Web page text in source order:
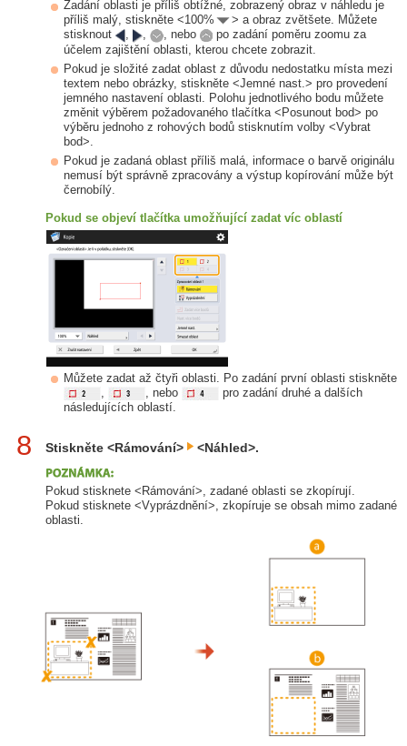
Zadání oblasti je příliš obtížné, zobrazený obraz v náhledu je
příliš malý, stiskněte <100%
> a obraz zvětšete. Můžete
stisknout
, , , nebo
po zadání poměru zoomu za
účelem zajištění oblasti, kterou chcete zobrazit.
Pokud je složité zadat oblast z důvodu nedostatku místa mezi
textem nebo obrázky, stiskněte <Jemné nast.> pro provedení
jemného nastavení oblasti. Polohu jednotlivého bodu můžete
změnit výběrem požadovaného tlačítka <Posunout bod> po
výběru jednoho z rohových bodů stisknutím volby <Vybrat
bod>.
Pokud je zadaná oblast příliš malá, informace o barvě originálu
nemusí být správně zpracovány a výstup kopírování může být
černobílý.
Pokud se objeví tlačítka umožňující zadat víc oblastí
Můžete zadat až čtyři oblasti. Po zadání první oblasti stiskněte
, nebo
pro zadání druhé a dalších
následujících oblastí.
8 Stiskněte <Rámování> <Náhled>.
Pokud stisknete <Rámování>, zadané oblasti se zkopírují.
Pokud stisknete <Vyprázdnění>, zkopíruje se obsah mimo zadané
oblasti.